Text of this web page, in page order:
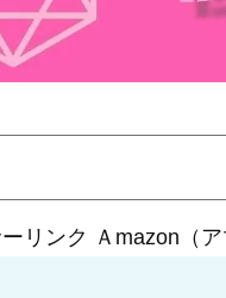
リンク Ａmazon（ア